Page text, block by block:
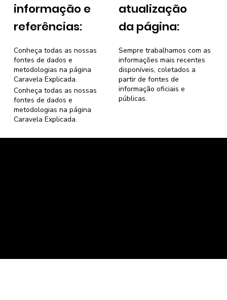
informação e
referências:
atualização
da página:
Sempre trabalhamos com as
informações mais recentes
disponíveis, coletados a
partir de fontes de
informação oficiais e
públicas.
Conheça todas as nossas
fontes de dados e
metodologias na página
Caravela Explicada.
Conheça todas as nossas
fontes de dados e
metodologias na página
Caravela Explicada.